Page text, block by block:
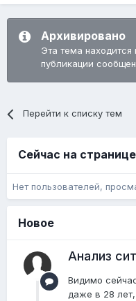
Архивировано
Эта тема
публикации
Перейти к списку тем
Сейчас на
Нет пользователей,
Новое
Анализ
Видимо
даже в 28